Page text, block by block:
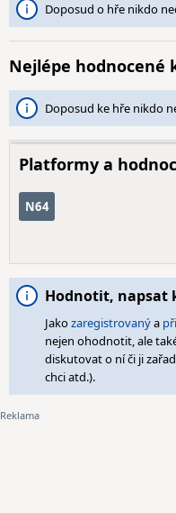
Doposud o hře nikdo
Nejlépe hodnocené
Doposud ke hře nikdo
Platformy a
N64
Hodnotit, napsat
Jakozaregistrovanýa
nejen ohodnotit, ale
diskutovat o ní či ji
chci atd.).